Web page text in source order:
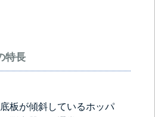
特長
底板が傾斜しているホッパ